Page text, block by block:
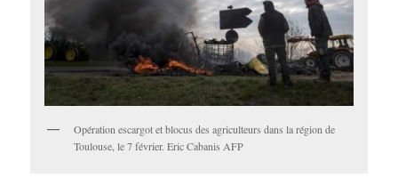
Opération escargot et blocus des agriculteurs dans la région de
Toulouse, le 7 février. Eric Cabanis AFP